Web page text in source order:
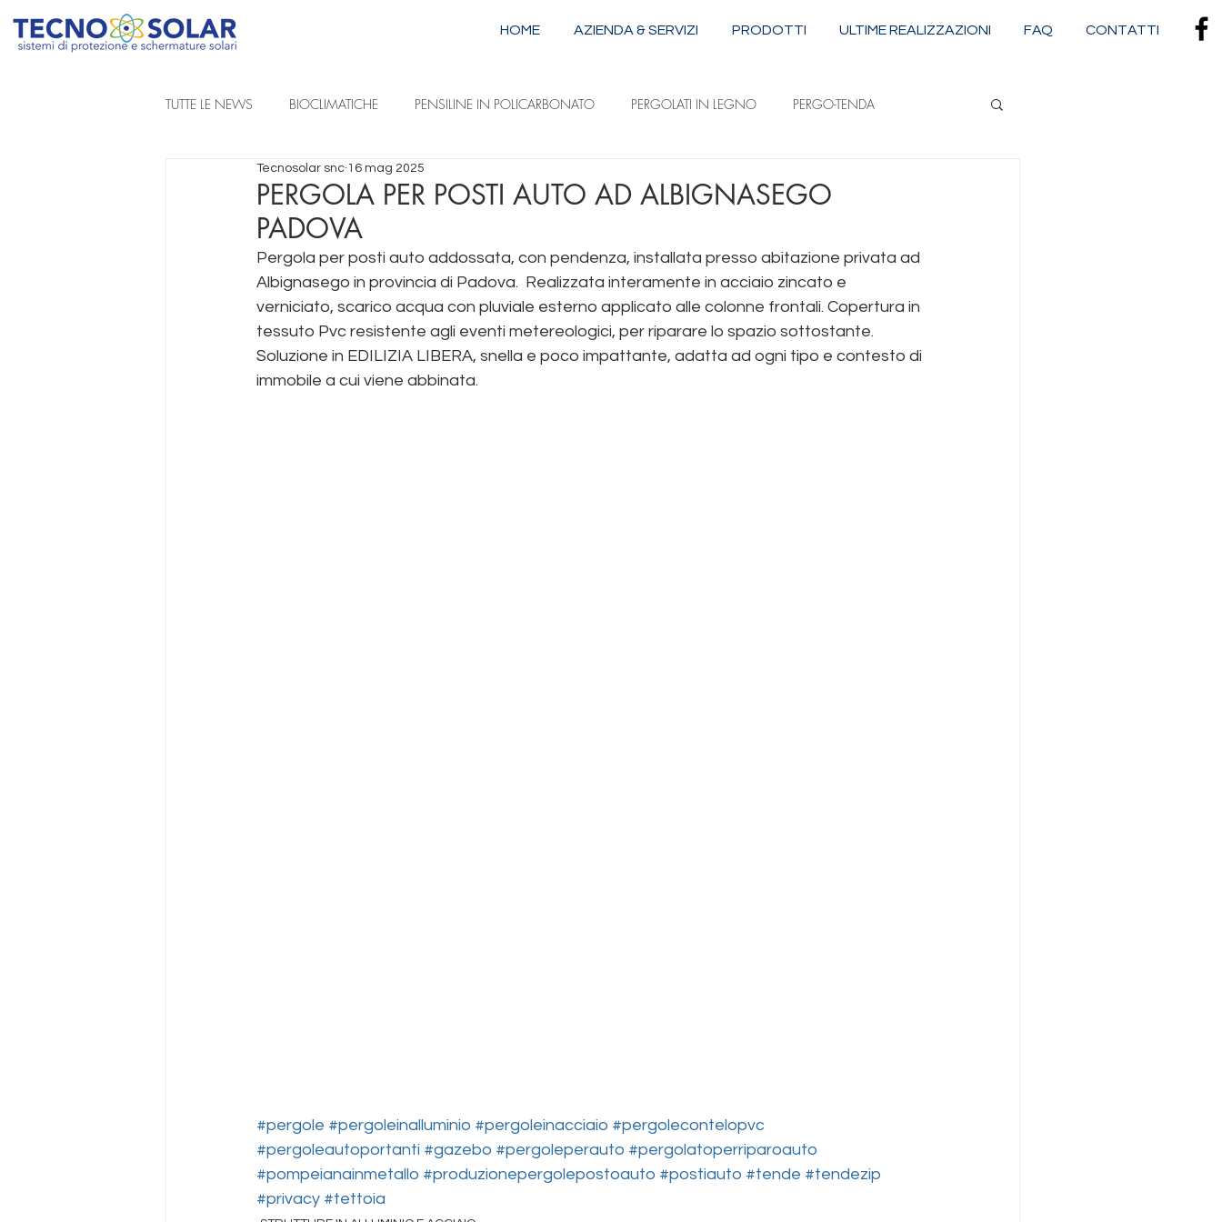
HOME AZIENDA & SERVIZI PRODOTTI ULTIME REALIZZAZIONI FAQ CONTATTI
TUTTE LE NEWS BIOCLIMATICHE PENSILINE IN POLICARBONATO PERGOLATI IN LEGNO PERGO-TENDA
REALIZZAZIONI A PROGETTO STRUTTURE IN ALLUMINIO E ACCIAIO
TENDE DA SOLE A BRACCIA ESTENSIBILI TENDE DA SOLE A DISCESA VERTICALE TENDE DA SOLE CASSONETTATE
TENDE TECNICHE
PERGOLA PER POSTI AUTO AD ALBIGNASEGO
PADOVA
Tecnosolar snc 16 mag 2025
Pergola per posti auto addossata, con pendenza, installata presso abitazione privata ad
Albignasego in provincia di Padova.  Realizzata interamente in acciaio zincato e
verniciato, scarico acqua con pluviale esterno applicato alle colonne frontali. Copertura in
tessuto Pvc resistente agli eventi metereologici, per riparare lo spazio sottostante.
Soluzione in EDILIZIA LIBERA, snella e poco impattante, adatta ad ogni tipo e contesto di
immobile a cui viene abbinata.
#pergole #pergoleinalluminio #pergoleinacciaio #pergolecontelopvc
#pergoleautoportanti #gazebo #pergoleperauto #pergolatoperriparoauto
#pompeianainmetallo #produzionepergolepostoauto #postiauto #tende #tendezip
#privacy #tettoia